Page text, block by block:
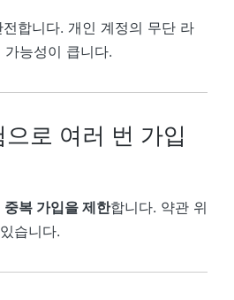
전합니다. 개인 계정의 무단 라
능성이 큽니다.
로 여러 번 가입
중복 가입을 제한합니다. 약관 위
습니다.